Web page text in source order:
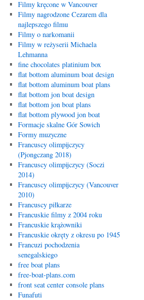
Filmy kręcone w Vancouver
Filmy nagrodzone Cezarem dla
najlepszego filmu
Filmy o narkomanii
Filmy w reżyserii Michaela
Lehmanna
fine chocolates platinium box
flat bottom aluminum boat design
flat bottom aluminum boat plans
flat bottom jon boat design
flat bottom jon boat plans
flat bottom plywood jon boat
Formacje skalne Gór Sowich
Formy muzyczne
Francuscy olimpijczycy
(Pjongczang 2018)
Francuscy olimpijczycy (Soczi
2014)
Francuscy olimpijczycy (Vancouver
2010)
Francuscy piłkarze
Francuskie filmy z 2004 roku
Francuskie krążowniki
Francuskie okręty z okresu po 1945
Francuzi pochodzenia
senegalskiego
free boat plans
free-boat-plans.com
front seat center console plans
Funafuti